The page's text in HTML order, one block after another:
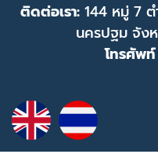
ติดต่อเรา: 144 หมู่ 7
นครปฐม จัง
โทรศัพท์